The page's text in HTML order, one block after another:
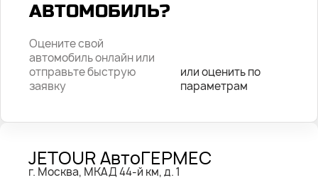
АВТОМОБИЛЬ?
Оцените свой
автомобиль онлайн или
отправьте быструю
заявку
или оценить по
параметрам
JETOUR АвтоГЕРМЕС
г. Москва, МКАД 44-й км, д. 1